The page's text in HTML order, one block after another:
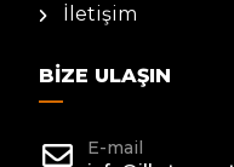
İletişim
BIZE ULAŞIN
E-mail